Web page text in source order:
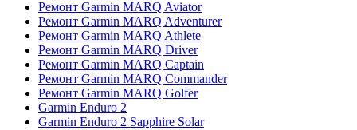
Ремонт Garmin MARQ Aviator
Ремонт Garmin MARQ Adventurer
Ремонт Garmin MARQ Athlete
Ремонт Garmin MARQ Driver
Ремонт Garmin MARQ Captain
Ремонт Garmin MARQ Commander
Ремонт Garmin MARQ Golfer
Garmin Enduro 2
Garmin Enduro 2 Sapphire Solar